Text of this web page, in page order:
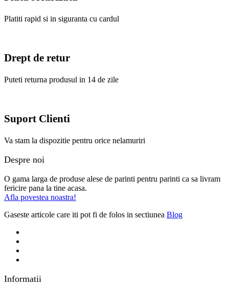
Platiti rapid si in siguranta cu cardul
Drept de retur
Puteti returna produsul in 14 de zile
Suport Clienti
Va stam la dispozitie pentru orice nelamuriri
Despre noi
O gama larga de produse alese de parinti pentru parinti ca sa livram
fericire pana la tine acasa.
Afla povestea noastra!
Gaseste articole care iti pot fi de folos in sectiunea Blog
Informatii